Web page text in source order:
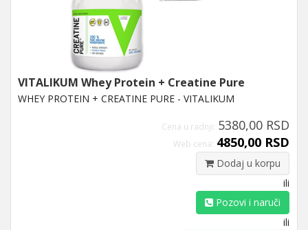
VITALIKUM Whey Protein + Creatine Pure
WHEY PROTEIN + CREATINE PURE - VITALIKUM
Cena u radnji: 5380,00 RSD
Web cena: 4850,00 RSD
Dodaj u korpu
ili
Pozovi i naruči
ili